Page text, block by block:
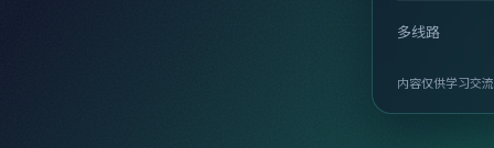
多线路
内容仅供学习交